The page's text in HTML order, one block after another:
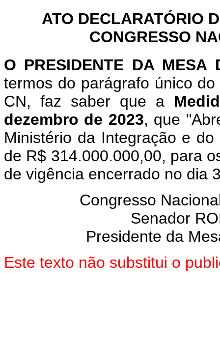
ATO DECLARATÓRIO
CONGRESSO
O PRESIDENTE DA MESA
termos do parágrafo único
CN, faz saber que a
dezembro de 2023, que
Ministério da Integração e
de R$ 314.000.000,00, para
de vigência encerrado no dia
Congresso
Senador
Presidente da
Este texto não substitui o